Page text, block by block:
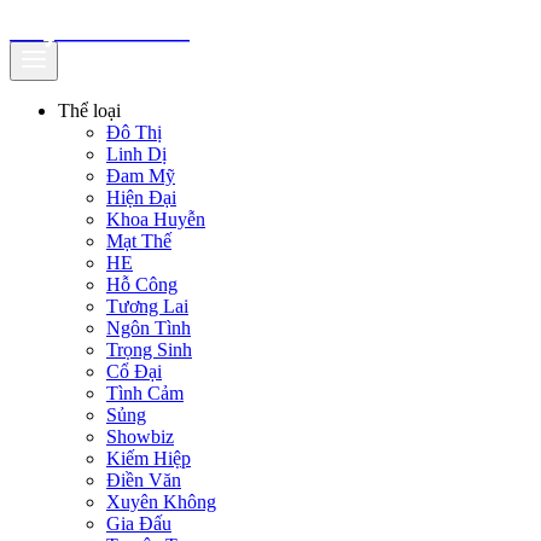
Thể loại
Đô Thị
Linh Dị
Đam Mỹ
Hiện Đại
Khoa Huyễn
Mạt Thế
HE
Hỗ Công
Tương Lai
Ngôn Tình
Trọng Sinh
Cổ Đại
Tình Cảm
Sủng
Showbiz
Kiếm Hiệp
Điền Văn
Xuyên Không
Gia Đấu